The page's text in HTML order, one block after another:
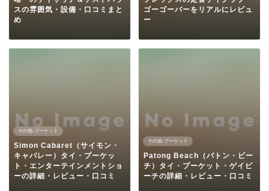
スの雰囲気・設備・口コミまと
め
ゴーゴーバーをリアルにレビュ
ー
その他-プーケット
Simon Cabaret（サイモン・
キャバレー）タイ・プーケッ
ト・エンターテインメントショ
ーの詳細・レビュー・口コミ
その他-プーケット
Patong Beach（パトン・ビー
チ）タイ・プーケット・ゲイビ
ーチの詳細・レビュー・口コミ